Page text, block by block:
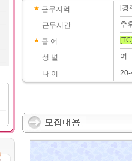
근무지역
근무시간
급 여
성 별
나 이
[광
추
여